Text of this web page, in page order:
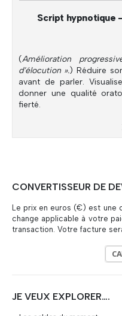
Script hypnotique
(Amélioration
d’élocution ».) Réduire
avant de parler.
donner une qualité
fierté.
CONVERTISSEUR DE
Le prix en euros (€) est une
change applicable à votre
transaction. Votre facture
JE VEUX EXPLORER….